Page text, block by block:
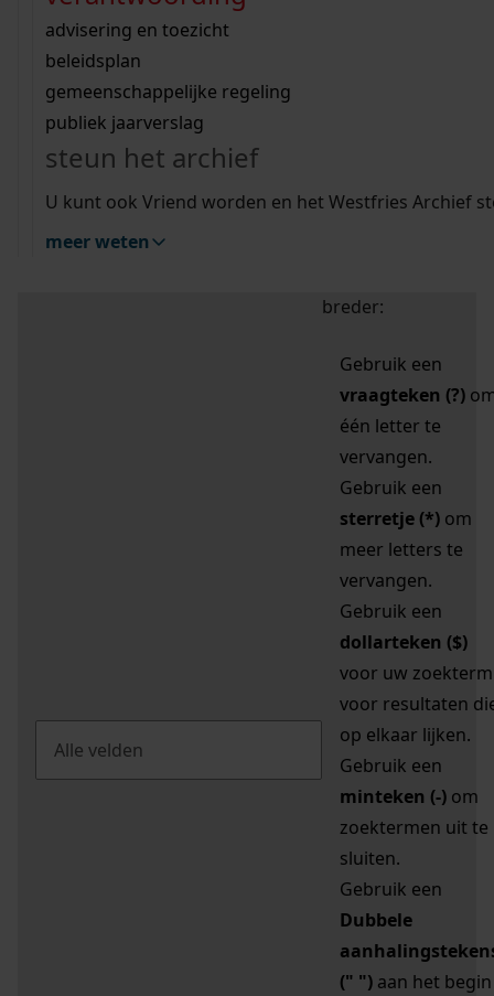
bouwvergunningen
omgevingsvergunningen
vergunningen
beeld en geluid
uitleg nodig?
Wij helpen u op weg met een aantal zoektips.
bekijk alle zoektips
Wij helpen u op weg met een aantal zoektips.
bekijk alle zoektips
bekijk ons geschiedenislokaal
advisering en toezicht
beleidsplan
gemeenschappelijke regeling
publiek jaarverslag
steun het archief
U kunt ook Vriend worden en het Westfries Archief
meer weten
zoektips
Mijn Studiezaal (inloggen)
uw zoekopdracht te
breder:
Gebruik een
vraagteken (?)
één letter te
vervangen.
Gebruik een
sterretje (*) om
meer letters te
vervangen.
Gebruik een
dollarteken ($)
voor uw zoekterm
voor resultaten
op elkaar lijken.
Gebruik een
minteken (-) om
zoektermen uit te
sluiten.
Gebruik een
Dubbele
(" ") aan het begin